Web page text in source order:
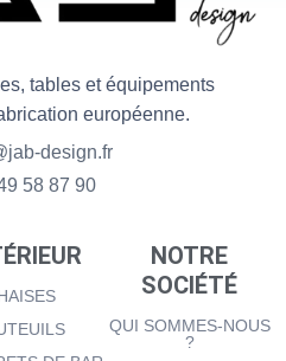
tables et équipements
européenne.
58 87 90
design.fr
NOTRE
SOCIÉTÉ
QUI SOMMES-NOUS
?